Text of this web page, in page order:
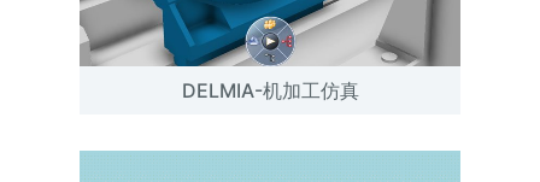
DELMIA-机加工仿真